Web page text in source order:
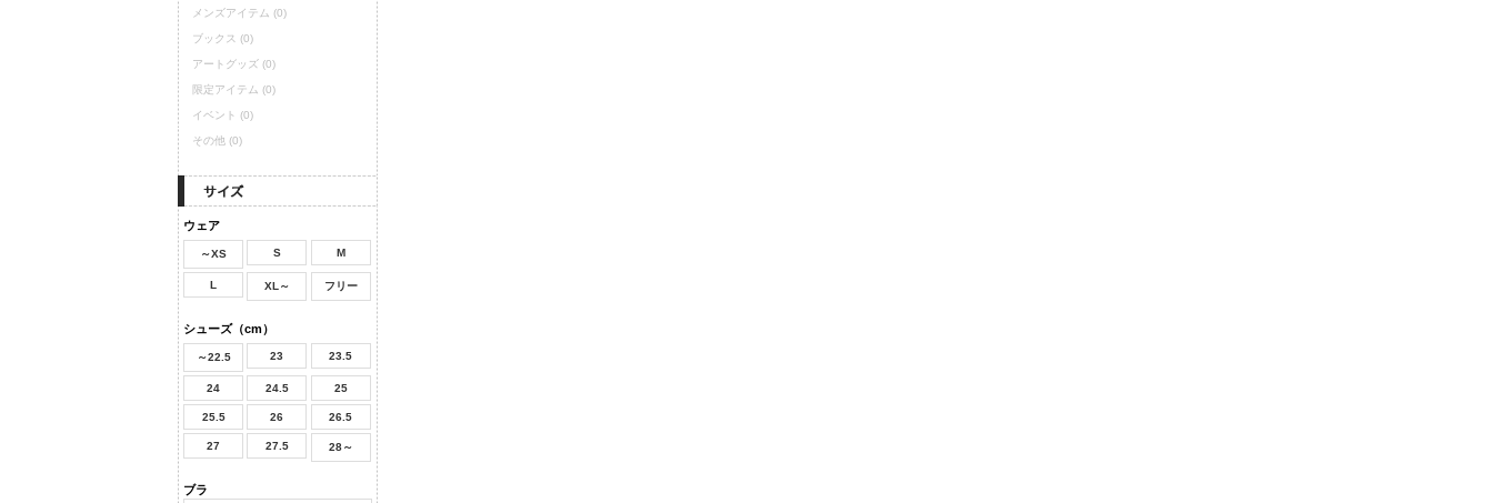
メンズアイテム (0)
ブックス (0)
アートグッズ (0)
限定アイテム (0)
イベント (0)
その他 (0)
ウェア
～XS S M
L XL～ フリー
シューズ（cm）
～22.5 23 23.5
24 24.5 25
25.5 26 26.5
27 27.5 28～
ブラ